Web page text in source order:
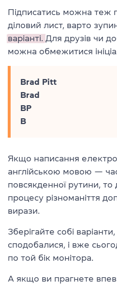
Підписатись можна теж
діловий лист, варто
варіанті. Для друзів чи
можна обмежитися
Brad Pitt
Brad
BP
B
Якщо написання
англійською мовою —
повсякденної рутини, то
процесу різноманіття
вирази.
Зберігайте собі
сподобалися, і вже
по той бік монітора.
А якщо ви прагнете